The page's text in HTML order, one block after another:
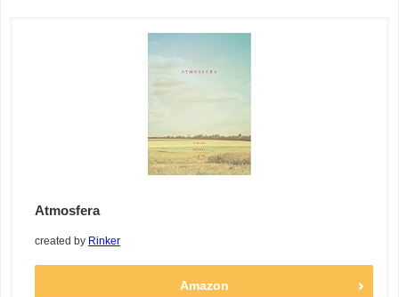
Atmosfera
created by Rinker
Amazon